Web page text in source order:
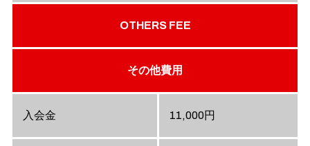
OTHERS FEE
その他費用
入会金 11,000円